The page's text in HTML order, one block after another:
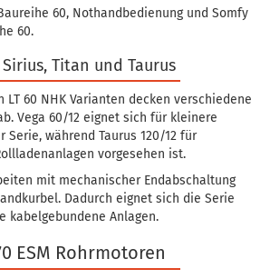
60, Nothandbedienung und Somfy
60.
Sirius, Titan und Taurus
60 NHK Varianten decken verschiedene
Vega 60/12 eignet sich für kleinere
Serie, während Taurus 120/12 für
vorgesehen ist.
mit mechanischer Endabschaltung
Dadurch eignet sich die Serie
kabelgebundene Anlagen.
ESM Rohrmotoren